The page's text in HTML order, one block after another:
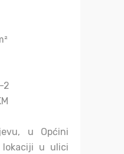
2
u Općini
lokaciji u ulici